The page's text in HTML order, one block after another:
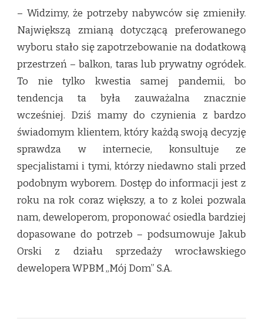
– Widzimy, że potrzeby nabywców się zmieniły.
Największą zmianą dotyczącą preferowanego
wyboru stało się zapotrzebowanie na dodatkową
przestrzeń – balkon, taras lub prywatny ogródek.
To nie tylko kwestia samej pandemii, bo
tendencja ta była zauważalna znacznie
wcześniej. Dziś mamy do czynienia z bardzo
świadomym klientem, który każdą swoją decyzję
sprawdza w internecie, konsultuje ze
specjalistami i tymi, którzy niedawno stali przed
podobnym wyborem. Dostęp do informacji jest z
roku na rok coraz większy, a to z kolei pozwala
nam, deweloperom, proponować osiedla bardziej
dopasowane do potrzeb – podsumowuje Jakub
Orski z działu sprzedaży wrocławskiego
dewelopera WPBM „Mój Dom” S.A.